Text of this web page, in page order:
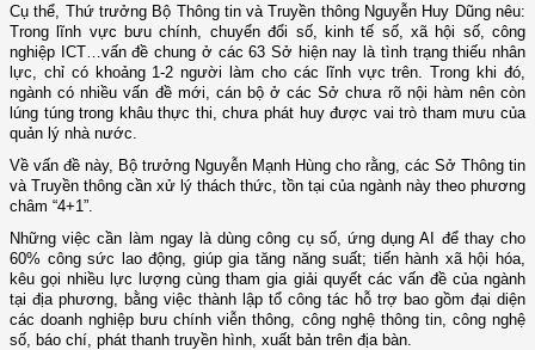
Cụ thể, Thứ trưởng Bộ Thông tin và Truyền thông Nguyễn Huy Dũng nêu:
Trong lĩnh vực bưu chính, chuyển đổi số, kinh tế số, xã hội số, công
nghiệp ICT…vấn đề chung ở các 63 Sở hiện nay là tình trạng thiếu nhân
lực, chỉ có khoảng 1-2 người làm cho các lĩnh vực trên. Trong khi đó,
ngành có nhiều vấn đề mới, cán bộ ở các Sở chưa rõ nội hàm nên còn
lúng túng trong khâu thực thi, chưa phát huy được vai trò tham mưu của
quản lý nhà nước.
Về vấn đề này, Bộ trưởng Nguyễn Mạnh Hùng cho rằng, các Sở Thông tin
và Truyền thông cần xử lý thách thức, tồn tại của ngành này theo phương
châm “4+1”.
Những việc cần làm ngay là dùng công cụ số, ứng dụng AI để thay cho
60% công sức lao động, giúp gia tăng năng suất; tiến hành xã hội hóa,
kêu gọi nhiều lực lượng cùng tham gia giải quyết các vấn đề của ngành
tại địa phương, bằng việc thành lập tổ công tác hỗ trợ bao gồm đại diện
các doanh nghiệp bưu chính viễn thông, công nghệ thông tin, công nghệ
số, báo chí, phát thanh truyền hình, xuất bản trên địa bàn.